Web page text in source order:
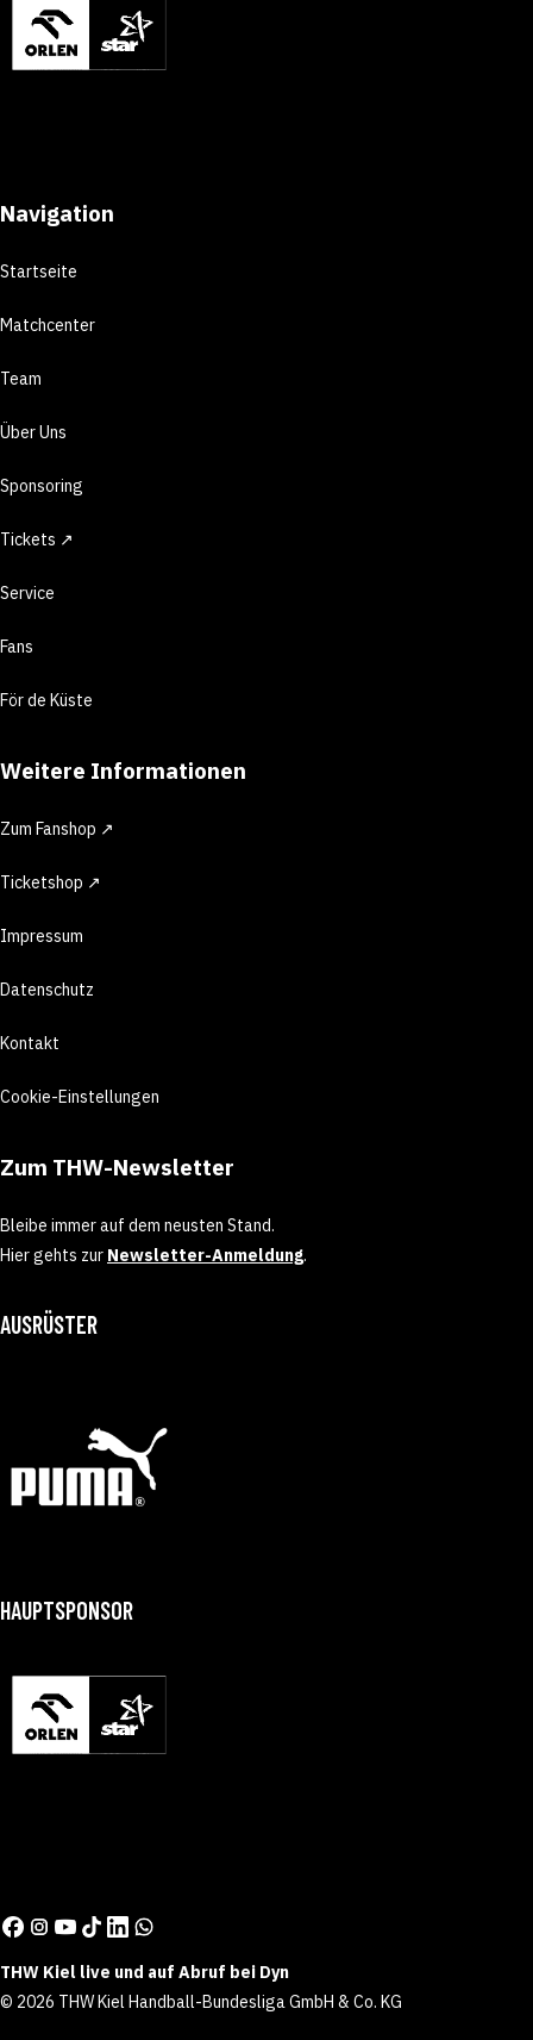
Navigation
Startseite
Matchcenter
Team
Über Uns
Sponsoring
Tickets ↗
Service
Fans
För de Küste
Weitere Informationen
Zum Fanshop ↗
Ticketshop ↗
Impressum
Datenschutz
Kontakt
Cookie-Einstellungen
Zum THW-Newsletter
Bleibe immer auf dem neusten Stand.
Hier gehts zur Newsletter-Anmeldung.
AUSRÜSTER
HAUPTSPONSOR
THW Kiel live und auf Abruf bei Dyn
© 2026 THW Kiel Handball-Bundesliga GmbH & Co. KG